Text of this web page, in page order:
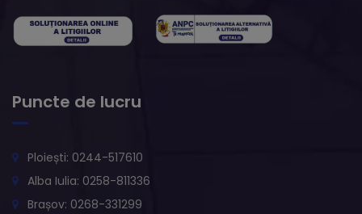
Puncte de lucru
Ploiești: 0244-517610
Alba Iulia: 0258-811336
Brașov: 0268-331299